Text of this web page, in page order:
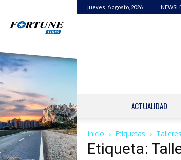
jueves, 6 agosto, 2026
ACTUALIDAD
Inicio Etiquetas
Etiqueta: